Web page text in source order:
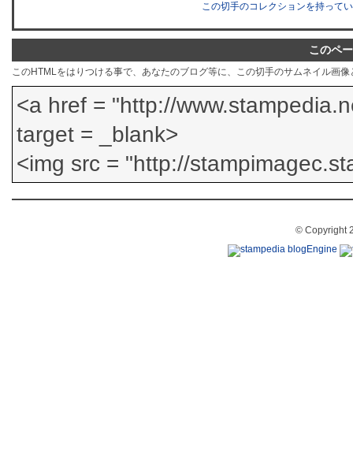
この切手のコレクションを持って
このペ
このHTMLをはりつける事で、あなたのブログ等に、この切手のサムネイル画
© Copyright